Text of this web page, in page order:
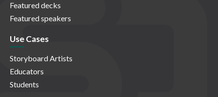
Featured decks
Featured speakers
Use Cases
Storyboard Artists
Educators
Students